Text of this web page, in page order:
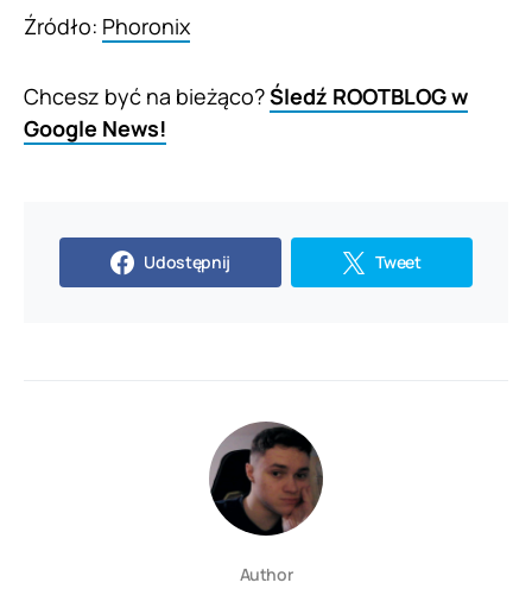
Źródło: Phoronix
Chcesz być na bieżąco?Śledź ROOTBLOG w
Google News!
Udostępnij Tweet
Author